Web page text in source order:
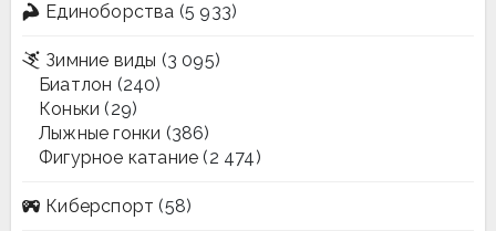
Единоборства (5 933)
Зимние виды (3 095)
Биатлон (240)
Коньки (29)
Лыжные гонки (386)
Фигурное катание (2 474)
Киберспорт (58)